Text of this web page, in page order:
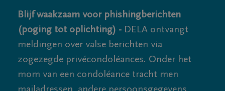
Blijf waakzaam voor phishingberichten
(poging tot oplichting) - DELA ontvangt
meldingen over valse berichten via
zogezegde privécondoléances. Onder het
mom van een condoléance tracht men